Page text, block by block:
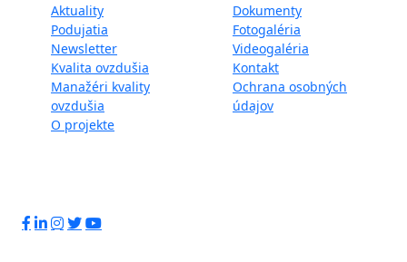
Aktuality
Podujatia
Newsletter
Kvalita ovzdušia
Manažéri kvality
ovzdušia
O projekte
Dokumenty
Fotogaléria
Videogaléria
Kontakt
Ochrana osobných
údajov